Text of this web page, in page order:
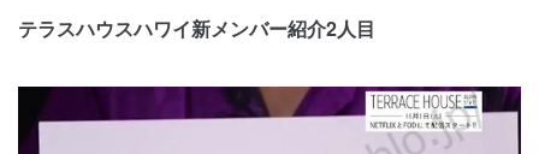
テラスハウスハワイ新メンバー紹介2人目